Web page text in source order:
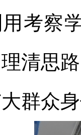
考察
清思
群众